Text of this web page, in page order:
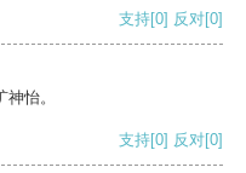
支持[0] 反对[0]
怡。
支持[0] 反对[0]